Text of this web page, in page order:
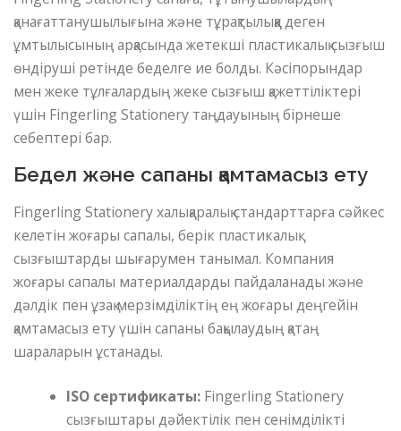
қанағаттанушылығына және тұрақтылыққа деген
ұмтылысының арқасында жетекші пластикалық сызғыш
өндіруші ретінде беделге ие болды. Кәсіпорындар
мен жеке тұлғалардың жеке сызғыш қажеттіліктері
үшін Fingerling Stationery таңдауының бірнеше
себептері бар.
Бедел және сапаны қамтамасыз ету
Fingerling Stationery халықаралық стандарттарға сәйкес
келетін жоғары сапалы, берік пластикалық
сызғыштарды шығарумен танымал. Компания
жоғары сапалы материалдарды пайдаланады және
дәлдік пен ұзақ мерзімділіктің ең жоғары деңгейін
қамтамасыз ету үшін сапаны бақылаудың қатаң
шараларын ұстанады.
ISO сертификаты: Fingerling Stationery
сызғыштары дәйектілік пен сенімділікті